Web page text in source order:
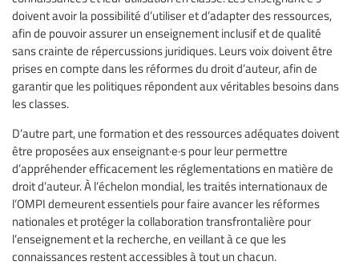
doivent avoir la possibilité d’utiliser et d’adapter des ressources,
afin de pouvoir assurer un enseignement inclusif et de qualité
sans crainte de répercussions juridiques. Leurs voix doivent être
prises en compte dans les réformes du droit d’auteur, afin de
garantir que les politiques répondent aux véritables besoins dans
les classes.
D’autre part, une formation et des ressources adéquates doivent
être proposées aux enseignant·e·s pour leur permettre
d’appréhender efficacement les réglementations en matière de
droit d’auteur. À l’échelon mondial, les traités internationaux de
l’OMPI demeurent essentiels pour faire avancer les réformes
nationales et protéger la collaboration transfrontalière pour
l’enseignement et la recherche, en veillant à ce que les
connaissances restent accessibles à tout un chacun.